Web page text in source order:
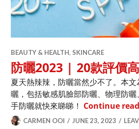
BEAUTY & HEALTH, SKINCARE
防曬2023 | 20款評價
夏天熱辣辣，防曬當然少不了。本
曬，包括敏感肌臉部防曬、物理防
手防曬就快來睇睇！ Continue
CARMEN OOI JUNE 23, 2023